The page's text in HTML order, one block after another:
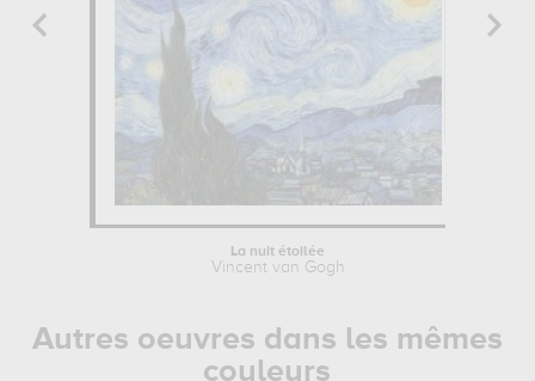
La nuit étoilée
Vincent van Gogh
Autres oeuvres dans les mêmes
couleurs